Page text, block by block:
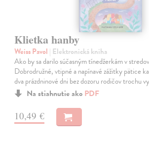
Klietka hanby
Weiss Pavol | Elektronická kniha
Ako by sa darilo súčasným tínedžerkám v
Dobrodružné, vtipné a napínavé zážitky pätice
dva prázdninové dni bez dozoru rodičov trochu
Na stiahnutie ako PDF
10,49 €